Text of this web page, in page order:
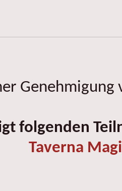
Genehmigung
folgenden
Taverna